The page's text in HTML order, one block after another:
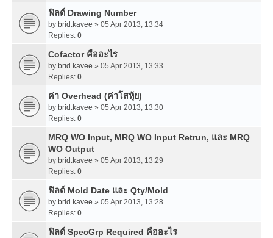
ฟิลด์ Drawing Number
by brid.kavee » 05 Apr 2013, 13:34
Replies: 0
Cofactor คืออะไร
by brid.kavee » 05 Apr 2013, 13:33
Replies: 0
ค่า Overhead (ค่าโสหุ้ย)
by brid.kavee » 05 Apr 2013, 13:30
Replies: 0
MRQ WO Input, MRQ WO Input Retrun, และ MRQ
WO Output
by brid.kavee » 05 Apr 2013, 13:29
Replies: 0
ฟิลด์ Mold Date และ Qty/Mold
by brid.kavee » 05 Apr 2013, 13:28
Replies: 0
ฟิลด์ SpecGrp Required คืออะไร